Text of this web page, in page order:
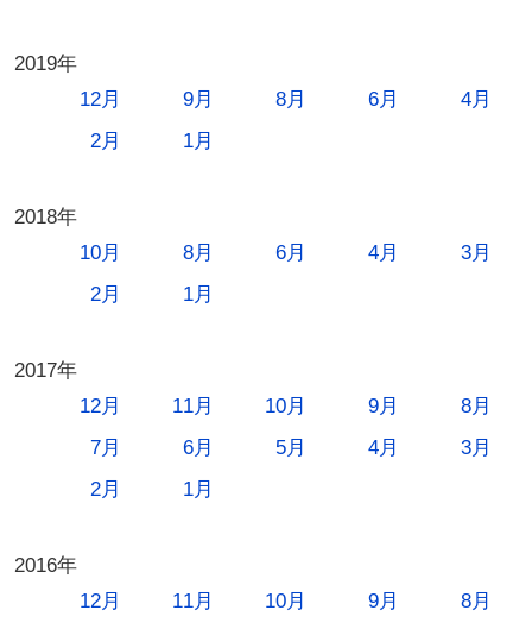
2019年
12月
9月 8月 6月
4月
2月
1月
2018年
10月
8月 6月 4月
3月
2月
1月
2017年
12月
11月 10月 9月
8月
7月
6月 5月 4月
3月
2月
1月
2016年
12月
11月 10月 9月
8月